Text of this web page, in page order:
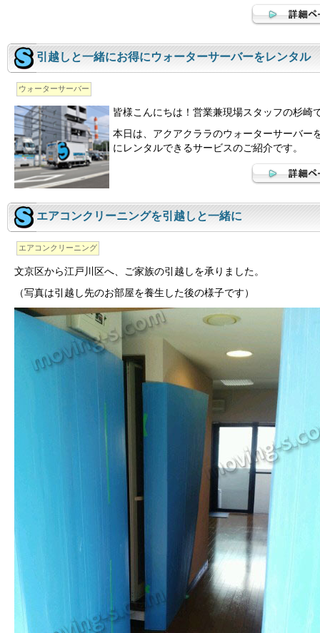
引越しと一緒にお得にウォーターサーバーをレンタル
ウォーターサーバー
皆様こんにちは！営業兼現場スタッフの杉崎
本日は、アクアクララのウォーターサーバー
にレンタルできるサービスのご紹介です。
エアコンクリーニングを引越しと一緒に
エアコンクリーニング
文京区から江戸川区へ、ご家族の引越しを承りました。
（写真は引越し先のお部屋を養生した後の様子です）